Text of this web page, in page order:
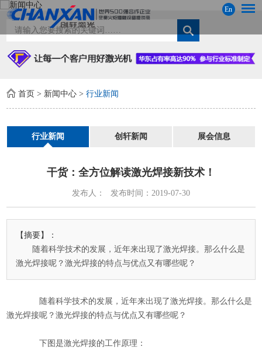
En
首页 > 新闻中心 >行业新闻
行业新闻 创轩新闻 展会信息
干货：全方位解读激光焊接新技术！
发布人： 发布时间：2019-07-30
【摘要】：
随着科学技术的发展，近年来出现了激光焊接。那么什么是
激光焊接呢？激光焊接的特点与优点又有哪些呢？
随着科学技术的发展，近年来出现了激光焊接。那么什么是
激光焊接呢？激光焊接的特点与优点又有哪些呢？
下图是激光焊接的工作原理：